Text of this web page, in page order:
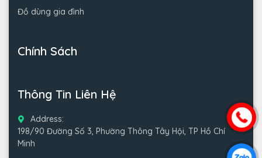
Đồ dùng gia đình
Chính Sách
Thông Tin Liên Hệ
Address:
198/90 Đường Số 3, Phường Thông Tây Hội, TP Hồ Chí
Minh